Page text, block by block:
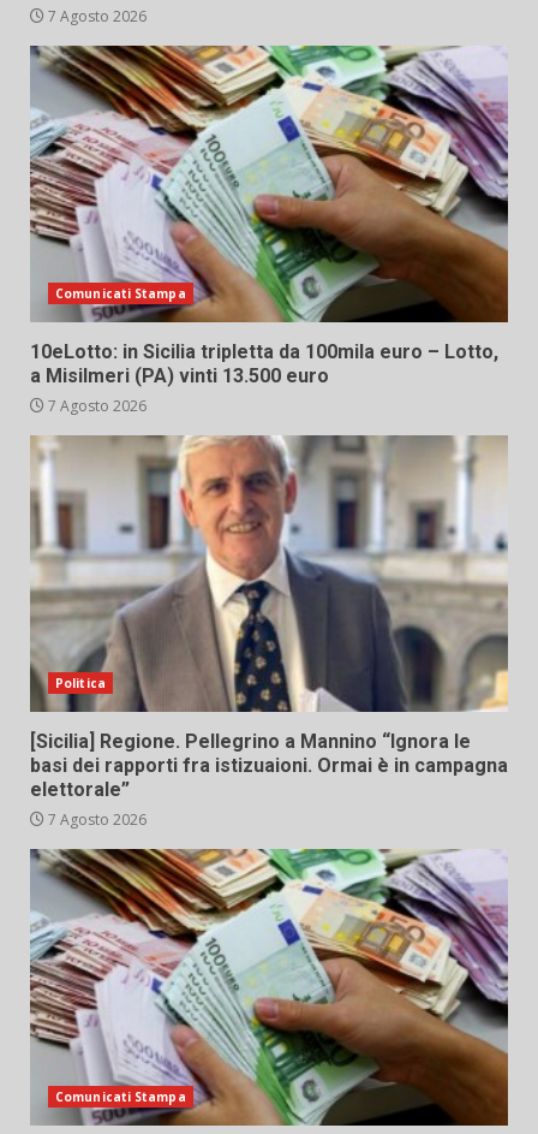
7 Agosto 2026
Comunicati Stampa
10eLotto: in Sicilia tripletta da 100mila euro – Lotto,
a Misilmeri (PA) vinti 13.500 euro
7 Agosto 2026
Politica
[Sicilia] Regione. Pellegrino a Mannino “Ignora le
basi dei rapporti fra istizuaioni. Ormai è in campagna
elettorale”
7 Agosto 2026
Comunicati Stampa